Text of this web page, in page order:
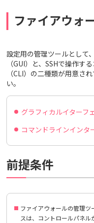
ファイアウォ
設定用の管理ツールとして
（GUI）と、SSHで操作す
（CLI）の二種類が用意さ
い。
グラフィカルイターフ
コマンドラインインタ
前提条件
ファイアウォールの管理
スは、コントロールパネ